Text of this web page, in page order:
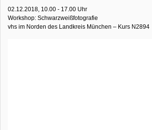
02.12.2018, 10.00 - 17.00 Uhr
Workshop: Schwarzweißfotografie
vhs im Norden des Landkreis München – Kurs N2894